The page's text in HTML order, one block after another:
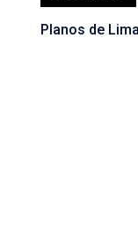
Planos de